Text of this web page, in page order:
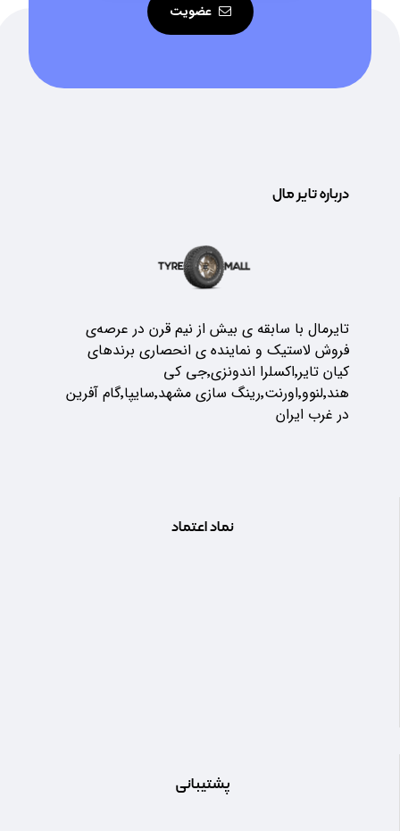
عضویت
درباره تایر مال
تایرمال با سابقه ی بیش از نیم قرن در عرصه‌ی
فروش لاستیک و نماینده ی انحصاری برندهای
کیان تایر٬اکسلرا اندونزی٬جی کی
هند٬لنوو٬اورنت٬رینگ سازی مشهد٬سایپا٬گام آفرین
در غرب ایران
نماد اعتماد
پشتیبانی